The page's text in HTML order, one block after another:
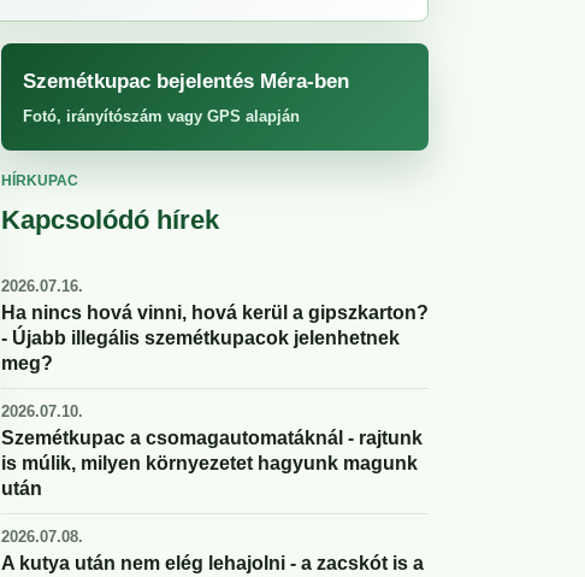
Szemétkupac bejelentés Méra-ben
Fotó, irányítószám vagy GPS alapján
HÍRKUPAC
Kapcsolódó hírek
2026.07.16.
Ha nincs hová vinni, hová kerül a gipszkarton?
- Újabb illegális szemétkupacok jelenhetnek
meg?
2026.07.10.
Szemétkupac a csomagautomatáknál - rajtunk
is múlik, milyen környezetet hagyunk magunk
után
2026.07.08.
A kutya után nem elég lehajolni - a zacskót is a